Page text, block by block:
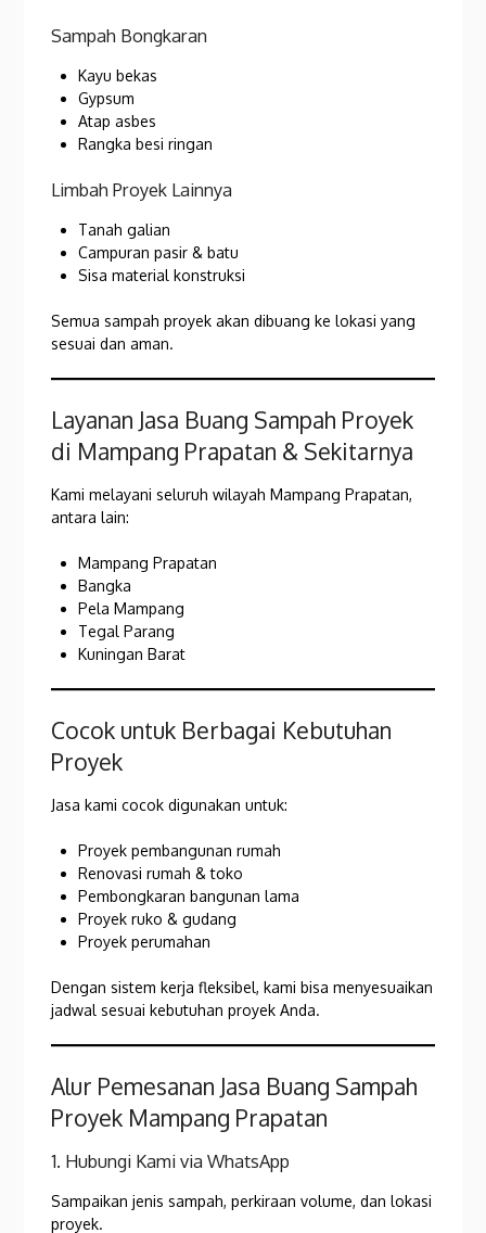
Sampah Bongkaran
Kayu bekas
Gypsum
Atap asbes
Rangka besi ringan
Limbah Proyek Lainnya
Tanah galian
Campuran pasir & batu
Sisa material konstruksi
Semua sampah proyek akan dibuang ke lokasi yang
sesuai dan aman.
Layanan Jasa Buang Sampah Proyek
di Mampang Prapatan & Sekitarnya
Kami melayani seluruh wilayah Mampang Prapatan,
antara lain:
Mampang Prapatan
Bangka
Pela Mampang
Tegal Parang
Kuningan Barat
Cocok untuk Berbagai Kebutuhan
Proyek
Jasa kami cocok digunakan untuk:
Proyek pembangunan rumah
Renovasi rumah & toko
Pembongkaran bangunan lama
Proyek ruko & gudang
Proyek perumahan
Dengan sistem kerja fleksibel, kami bisa menyesuaikan
jadwal sesuai kebutuhan proyek Anda.
Alur Pemesanan Jasa Buang Sampah
Proyek Mampang Prapatan
1. Hubungi Kami via WhatsApp
Sampaikan jenis sampah, perkiraan volume, dan lokasi
proyek.